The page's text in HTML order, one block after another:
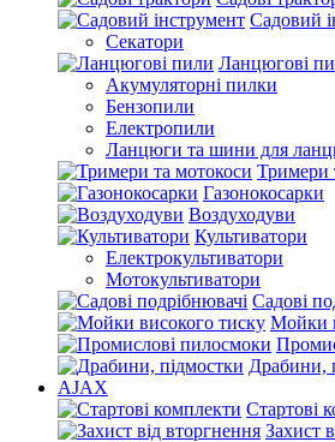
Садовий
Секатори
Ланцюгові
Акумуляторні пилки
Бензопили
Електропили
Ланцюги та шини для
Тримери
Газонокосарки
Воздуходуви
Культиватори
Електрокультиватори
Мотокультиватори
Садові
Мойки
Драбини,
AJAX
Стартові
Захист